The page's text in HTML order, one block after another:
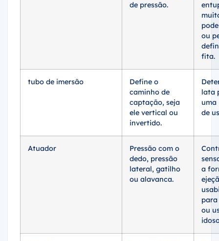
de pressão.
ou
fita.
tubo de imersão
Define o
caminho de
captação, seja
ele vertical ou
invertido.
lata
uma
de
Atuador
Pressão com o
dedo, pressão
lateral, gatilho
ou alavanca.
a
ou